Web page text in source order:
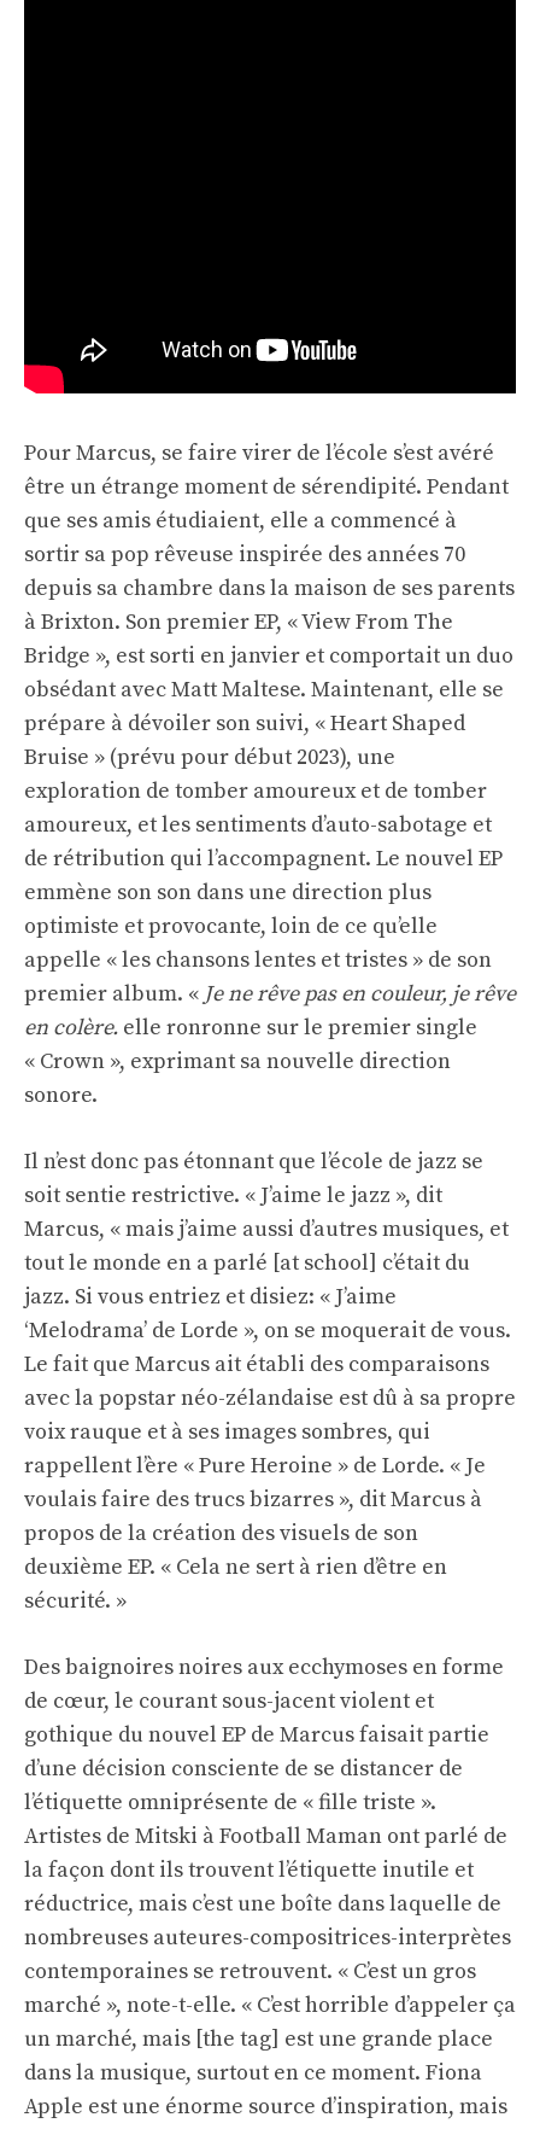
Pour Marcus, se faire virer de l’école s’est avéré
être un étrange moment de sérendipité. Pendant
que ses amis étudiaient, elle a commencé à
sortir sa pop rêveuse inspirée des années 70
depuis sa chambre dans la maison de ses parents
à Brixton. Son premier EP, « View From The
Bridge », est sorti en janvier et comportait un duo
obsédant avec Matt Maltese. Maintenant, elle se
prépare à dévoiler son suivi, « Heart Shaped
Bruise » (prévu pour début 2023), une
exploration de tomber amoureux et de tomber
amoureux, et les sentiments d’auto-sabotage et
de rétribution qui l’accompagnent. Le nouvel EP
emmène son son dans une direction plus
optimiste et provocante, loin de ce qu’elle
appelle « les chansons lentes et tristes » de son
premier album. « Je ne rêve pas en couleur, je rêve
en colère. elle ronronne sur le premier single
« Crown », exprimant sa nouvelle direction
sonore.
Il n’est donc pas étonnant que l’école de jazz se
soit sentie restrictive. « J’aime le jazz », dit
Marcus, « mais j’aime aussi d’autres musiques, et
tout le monde en a parlé [at school] c’était du
jazz. Si vous entriez et disiez: « J’aime
‘Melodrama’ de Lorde », on se moquerait de vous.
Le fait que Marcus ait établi des comparaisons
avec la popstar néo-zélandaise est dû à sa propre
voix rauque et à ses images sombres, qui
rappellent l’ère « Pure Heroine » de Lorde. « Je
voulais faire des trucs bizarres », dit Marcus à
propos de la création des visuels de son
deuxième EP. « Cela ne sert à rien d’être en
sécurité. »
Des baignoires noires aux ecchymoses en forme
de cœur, le courant sous-jacent violent et
gothique du nouvel EP de Marcus faisait partie
d’une décision consciente de se distancer de
l’étiquette omniprésente de « fille triste ».
Artistes de Mitski àFootball Maman ont parlé de
la façon dont ils trouvent l’étiquette inutile et
réductrice, mais c’est une boîte dans laquelle de
nombreuses auteures-compositrices-interprètes
contemporaines se retrouvent. « C’est un gros
marché », note-t-elle. « C’est horrible d’appeler ça
un marché, mais [the tag] est une grande place
dans la musique, surtout en ce moment. Fiona
Apple est une énorme source d’inspiration, mais